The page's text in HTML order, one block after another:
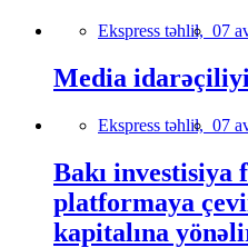
Ekspress təhlil, 07
Media
Ekspress təhlil, 07
Bakı
platformaya
kapitalına